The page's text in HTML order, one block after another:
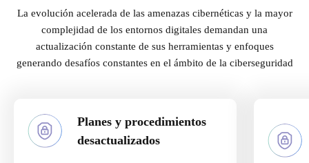
La evolución acelerada de las amenazas cibernéticas y la mayor
complejidad de los entornos digitales demandan una
actualización constante de sus herramientas y enfoques
generando desafíos constantes en el ámbito de la ciberseguridad
Planes y procedimientos
desactualizados